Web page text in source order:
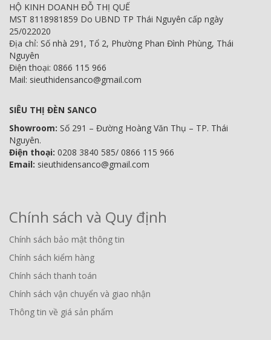
HỘ KINH DOANH ĐỖ THỊ QUẾ
MST 8118981859 Do UBND TP Thái Nguyên cấp ngày
25/022020
Địa chỉ: Số nhà 291, Tổ 2, Phường Phan Đình Phùng, Thái
Nguyên
Điện thoại: 0866 115 966
Mail: sieuthidensanco@gmail.com
SIÊU THỊ ĐÈN SANCO
Showroom: Số 291 – Đường Hoàng Văn Thụ – TP. Thái
Nguyên.
Điện thoại: 0208 3840 585/ 0866 115 966
Email: sieuthidensanco@gmail.com
Chính sách và Quy định
Chính sách bảo mật thông tin
Chính sách kiểm hàng
Chính sách thanh toán
Chính sách vận chuyển và giao nhận
Thông tin về giá sản phẩm